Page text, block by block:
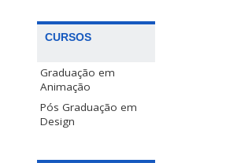
CURSOS
Graduação em
Animação
Pós Graduação em
Design